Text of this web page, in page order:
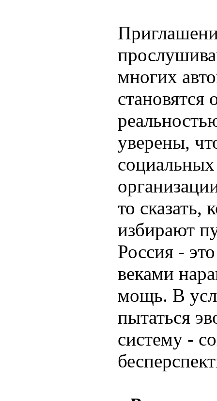
многих
становятся
уверены,
социальных
то сказать,
избирают
Россия -
веками
мощь. В
пытаться
систему -